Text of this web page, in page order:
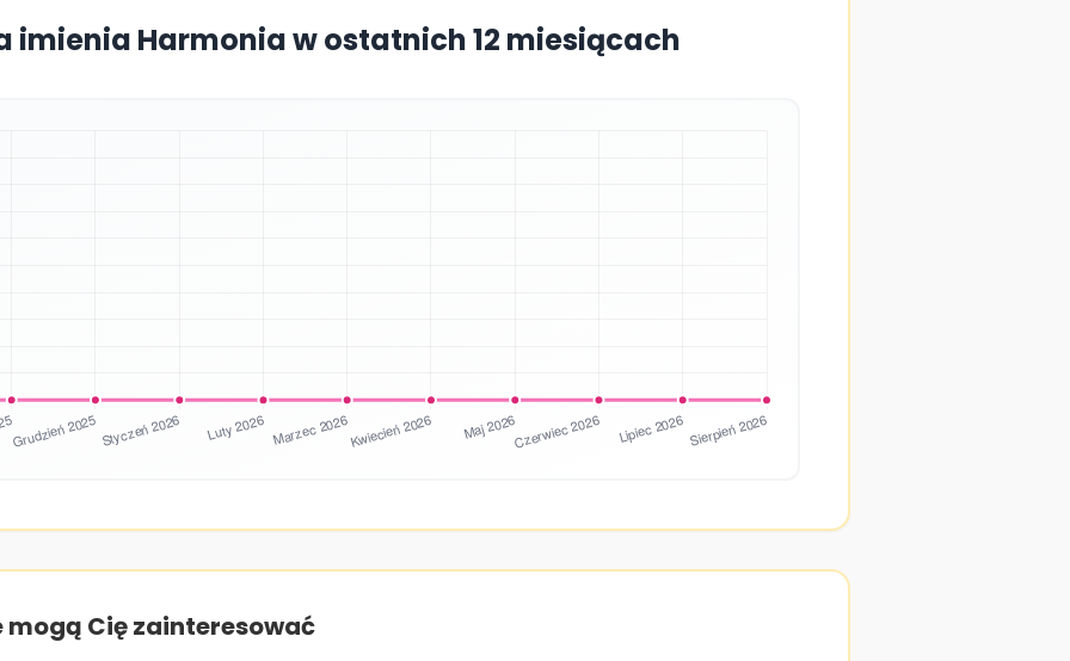
imienia Harmonia w ostatnich 12 miesiącach
Cię zainteresować